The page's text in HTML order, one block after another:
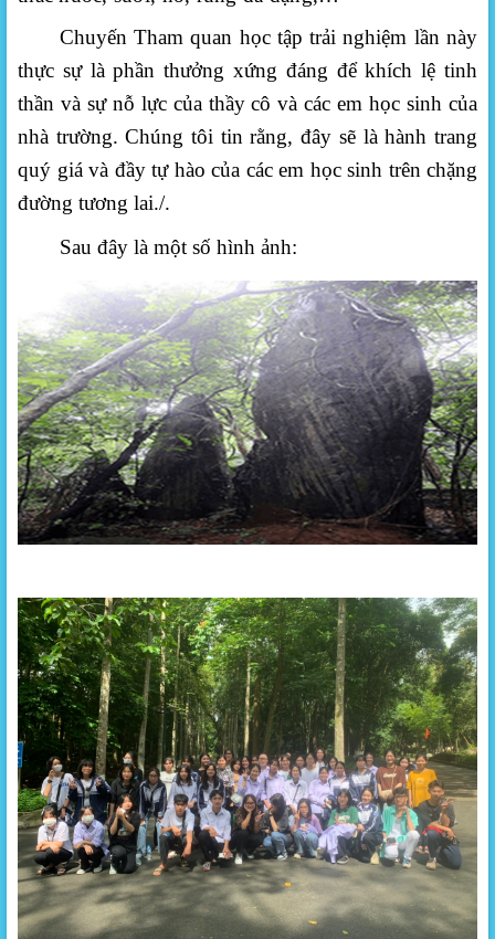
Chuyến Tham quan học tập trải nghiệm lần này
thực sự là phần thưởng xứng đáng để khích lệ tinh
thần và sự nỗ lực của thầy cô và các em học sinh của
nhà trường. Chúng tôi tin rằng, đây sẽ là hành trang
quý giá và đầy tự hào của các em học sinh trên chặng
đường tương lai./.
Sau đây là một số hình ảnh: